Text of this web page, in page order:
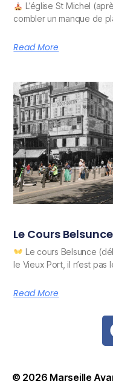
L’église St Michel
combler un manque de
Read More
Le Cours Belsunce
Le cours Belsunce
le Vieux Port, il n’est pas
Read More
© 2026 Marseille